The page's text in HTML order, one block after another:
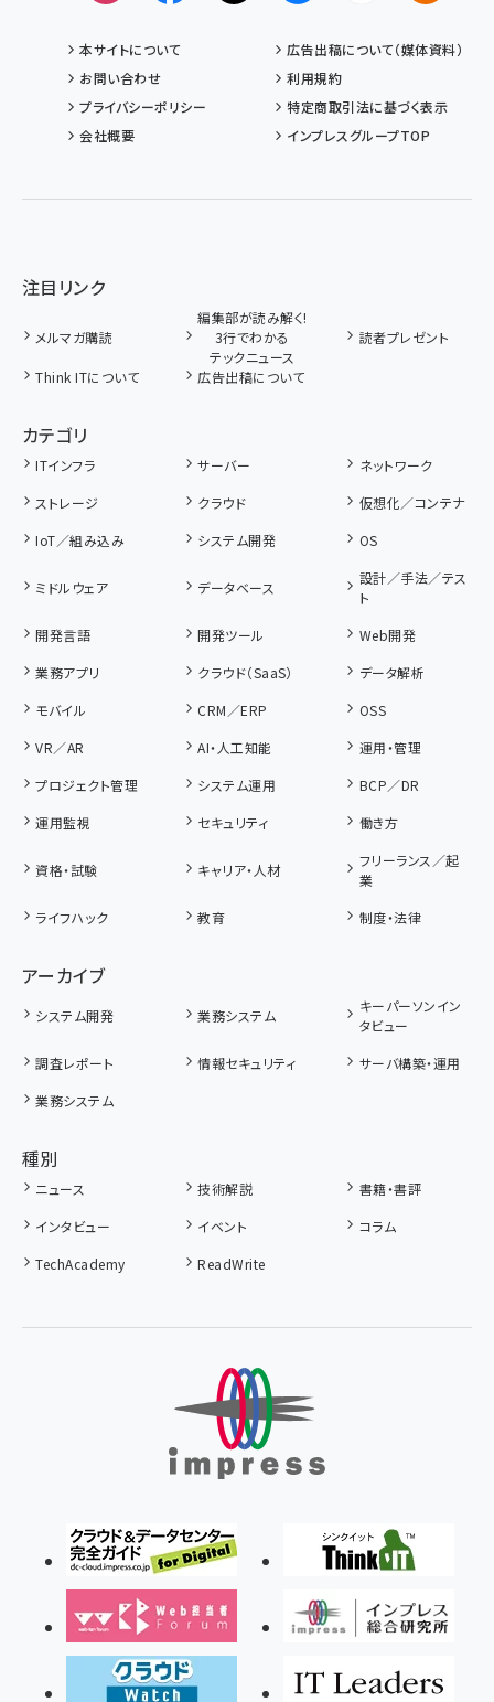
本サイトについて
広告出稿について（媒体資料）
お問い合わせ
利用規約
プライバシーポリシー
特定商取引法に基づく表示
会社概要
インプレスグループTOP
注目リンク
メルマガ購読
編集部が読み解く!
3行でわかる
テックニュース
読者プレゼント
Think ITについて 広告出稿について
カテゴリ
ITインフラ サーバー
ネットワーク
ストレージ
クラウド
仮想化／コンテナ
IoT／組み込み
システム開発 OS
ミドルウェア データベース
設計／手法／テス
ト
開発言語
開発ツール
Web開発
業務アプリ
クラウド（SaaS）
データ解析
モバイル
CRM／ERP
OSS
VR／AR
AI・人工知能
運用・管理
プロジェクト管理
システム運用
BCP／DR
運用監視
セキュリティ 働き方
資格・試験 キャリア・人材
フリーランス／起
業
ライフハック
教育 制度・法律
アーカイブ
システム開発 業務システム
キーパーソンイン
タビュー
調査レポート
情報セキュリティ
サーバ構築・運用
業務システム
種別
ニュース 技術解説
書籍・書評
インタビュー
イベント
コラム
TechAcademy
ReadWrite